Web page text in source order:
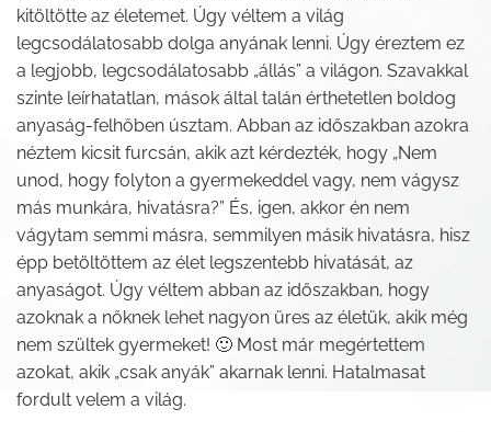
kitöltötte az életemet. Úgy véltem a világ
legcsodálatosabb dolga anyának lenni. Úgy éreztem ez
a legjobb, legcsodálatosabb „állás” a világon. Szavakkal
szinte leírhatatlan, mások által talán érthetetlen boldog
anyaság-felhőben úsztam. Abban az időszakban azokra
néztem kicsit furcsán, akik azt kérdezték, hogy „Nem
unod, hogy folyton a gyermekeddel vagy, nem vágysz
más munkára, hivatásra?” És, igen, akkor én nem
vágytam semmi másra, semmilyen másik hivatásra, hisz
épp betöltöttem az élet legszentebb hivatását, az
anyaságot. Úgy véltem abban az időszakban, hogy
azoknak a nőknek lehet nagyon üres az életük, akik még
nem szültek gyermeket! 🙂 Most már megértettem
azokat, akik „csak anyák” akarnak lenni. Hatalmasat
fordult velem a világ.